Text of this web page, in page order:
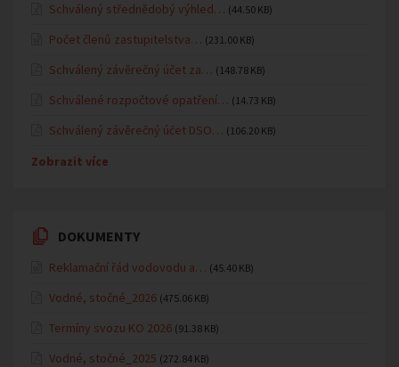
Schválený střednědobý výhled… (44.50 KB)
Počet členů zastupitelstva… (231.00 KB)
Schválený závěrečný účet za… (148.78 KB)
Schválené rozpočtové opatření… (14.73 KB)
Schválený závěrečný účet DSO… (106.20 KB)
Zobrazit více
DOKUMENTY
Reklamační řád vodovodu a… (45.40 KB)
Vodné, stočné_2026 (475.06 KB)
Termíny svozu KO 2026 (91.38 KB)
Vodné, stočné_2025 (272.84 KB)